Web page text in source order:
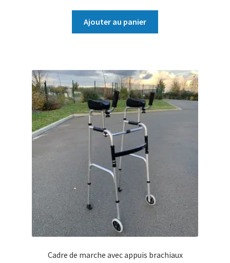
Ajouter au panier
Cadre de marche avec appuis brachiaux